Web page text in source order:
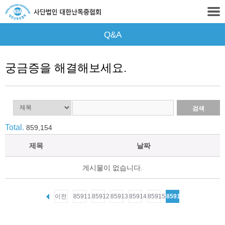
Q&A
궁금증을 해결해보세요.
Total. 859,154
제목 날짜
게시물이 없습니다.
이전 85911 85912 85913 8591485915 85916